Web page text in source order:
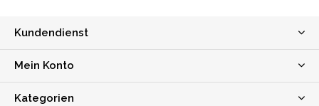
Kundendienst
Mein Konto
Kategorien